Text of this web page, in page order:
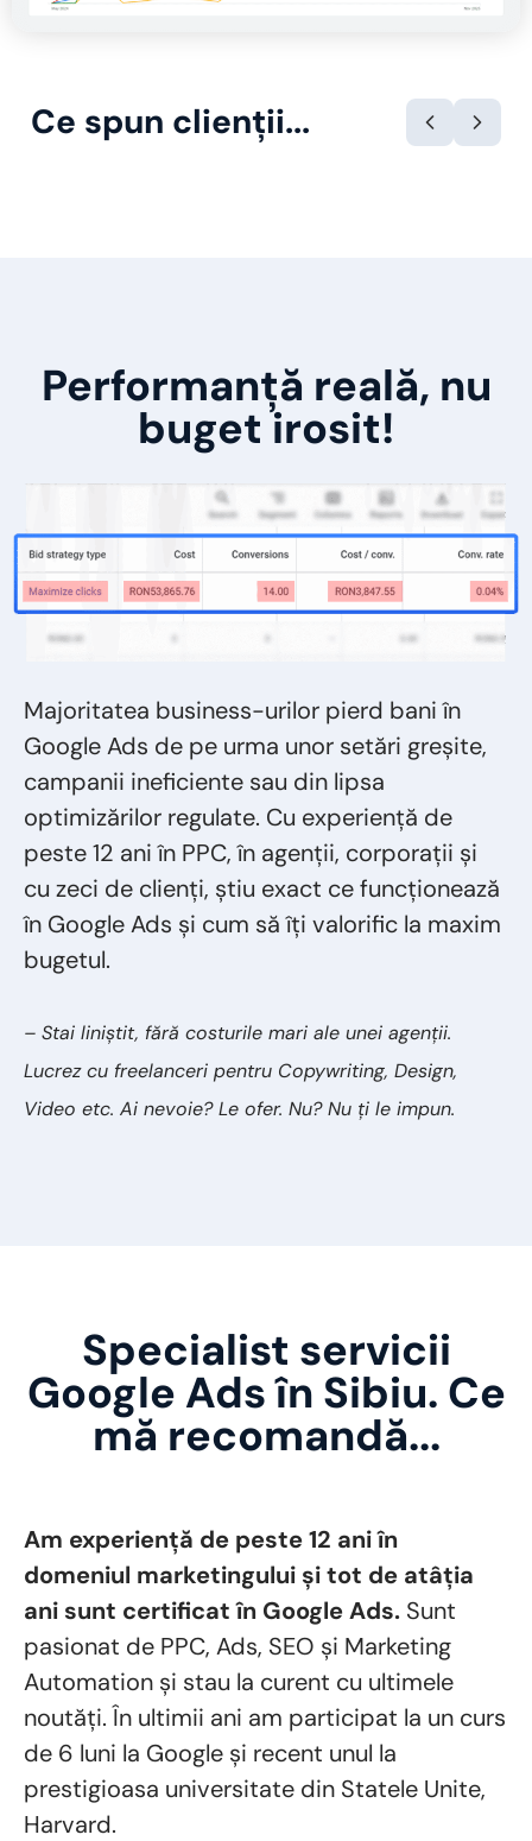
Ce spun clienții...
Performanță reală, nu
buget irosit!
Majoritatea business-urilor pierd bani în
Google Ads de pe urma unor setări greșite,
campanii ineficiente sau din lipsa
optimizărilor regulate. Cu experiență de
peste 12 ani în PPC, în agenții, corporații și
cu zeci de clienți, știu exact ce funcționează
în Google Ads și cum să îți valorific la maxim
bugetul.
– Stai liniștit, fără costurile mari ale unei agenții.
Lucrez cu freelanceri pentru Copywriting, Design,
Video etc. Ai nevoie? Le ofer. Nu? Nu ți le impun.
Specialist servicii
Google Ads în Sibiu. Ce
mă recomandă...
Am experiență de peste 12 ani în
domeniul marketingului și tot de atâția
ani sunt certificat în Google Ads. Sunt
pasionat de PPC, Ads, SEO și Marketing
Automation și stau la curent cu ultimele
noutăți. În ultimii ani am participat la un curs
de 6 luni la Google și recent unul la
prestigioasa universitate din Statele Unite,
Harvard.